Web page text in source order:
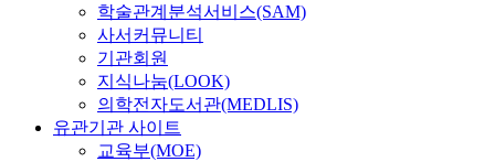
학술관계분석서비스(SAM)
사서커뮤니티
기관회원
지식나눔(LOOK)
의학전자도서관(MEDLIS)
유관기관 사이트
교육부(MOE)